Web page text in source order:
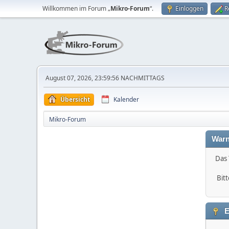
Willkommen im Forum „Mikro-Forum“. Einloggen
August 07, 2026, 23:59:56 NACHMITTAGS
Übersicht Kalender
Mikro-Forum